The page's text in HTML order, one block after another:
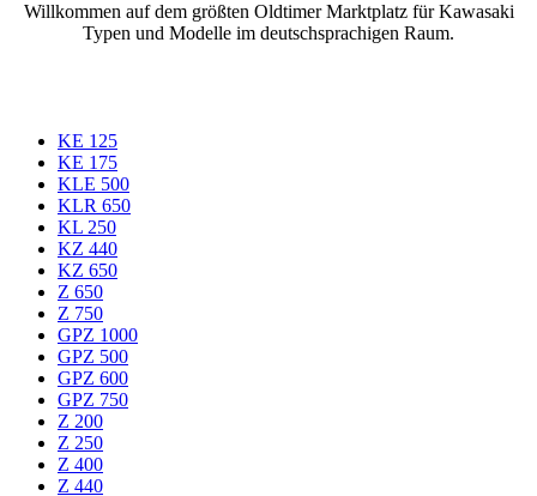
Willkommen auf dem größten Oldtimer Marktplatz für Kawasaki
Typen und Modelle im deutschsprachigen Raum.
KE 125
KE 175
KLE 500
KLR 650
KL 250
KZ 440
KZ 650
Z 650
Z 750
GPZ 1000
GPZ 500
GPZ 600
GPZ 750
Z 200
Z 250
Z 400
Z 440